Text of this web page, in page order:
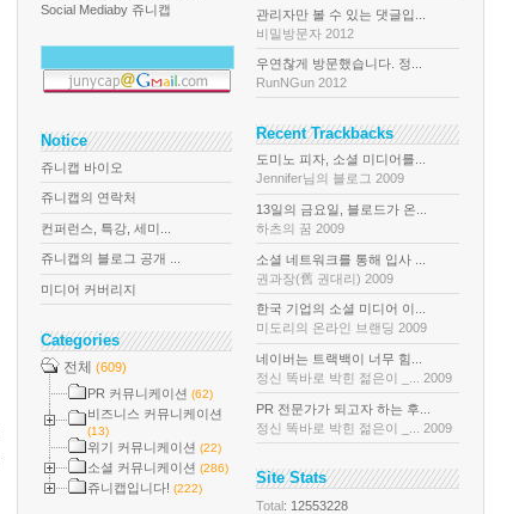
Social Mediaby 쥬니캡
Notice
쥬니캡 바이오
쥬니캡의 연락처
컨퍼런스, 특강, 세미...
쥬니캡의 블로그 공개 ...
미디어 커버리지
Categories
전체 (609)
PR 커뮤니케이션 (62)
비즈니스 커뮤니케이션
(13)
위기 커뮤니케이션 (22)
소셜 커뮤니케이션 (286)
쥬니캡입니다! (222)
관리자만 볼 수 있는 댓글입...
비밀방문자 2012
우연찮게 방문했습니다. 정...
RunNGun 2012
Recent Trackbacks
도미노 피자, 소셜 미디어를...
Jennifer님의 블로그 2009
13일의 금요일, 블로드가 온...
하츠의 꿈 2009
소셜 네트워크를 통해 입사 ...
권과장(舊 권대리) 2009
한국 기업의 소셜 미디어 이...
미도리의 온라인 브랜딩 2009
네이버는 트랙백이 너무 힘...
정신 똑바로 박힌 젊은이 _... 2009
PR 전문가가 되고자 하는 후...
정신 똑바로 박힌 젊은이 _... 2009
Site Stats
Total: 12553228